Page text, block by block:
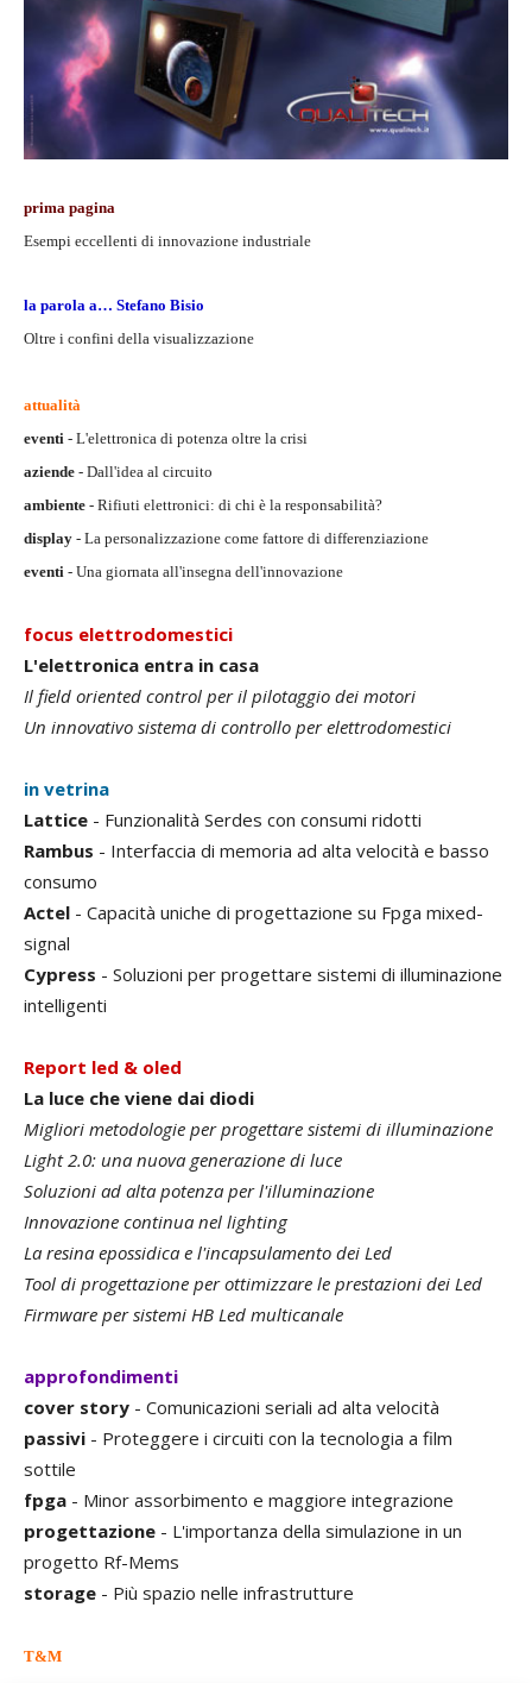
prima pagina
Esempi eccellenti di innovazione industriale
la parola a… Stefano Bisio
Oltre i confini della visualizzazione
attualità
eventi - L'elettronica di potenza oltre la crisi
aziende - Dall'idea al circuito
ambiente - Rifiuti elettronici: di chi è la responsabilità?
display - La personalizzazione come fattore di differenziazione
eventi - Una giornata all'insegna dell'innovazione
focus elettrodomestici
L'elettronica entra in casa
Il field oriented control per il pilotaggio dei motori
Un innovativo sistema di controllo per elettrodomestici
in vetrina
Lattice - Funzionalità Serdes con consumi ridotti
Rambus - Interfaccia di memoria ad alta velocità e basso
consumo
Actel - Capacità uniche di progettazione su Fpga mixed-
signal
Cypress - Soluzioni per progettare sistemi di illuminazione
intelligenti
Report led & oled
La luce che viene dai diodi
Migliori metodologie per progettare sistemi di illuminazione
Light 2.0: una nuova generazione di luce
Soluzioni ad alta potenza per l'illuminazione
Innovazione continua nel lighting
La resina epossidica e l'incapsulamento dei Led
Tool di progettazione per ottimizzare le prestazioni dei Led
Firmware per sistemi HB Led multicanale
approfondimenti
cover story - Comunicazioni seriali ad alta velocità
passivi - Proteggere i circuiti con la tecnologia a film
sottile
fpga - Minor assorbimento e maggiore integrazione
progettazione - L'importanza della simulazione in un
progetto Rf-Mems
storage - Più spazio nelle infrastrutture
T&M